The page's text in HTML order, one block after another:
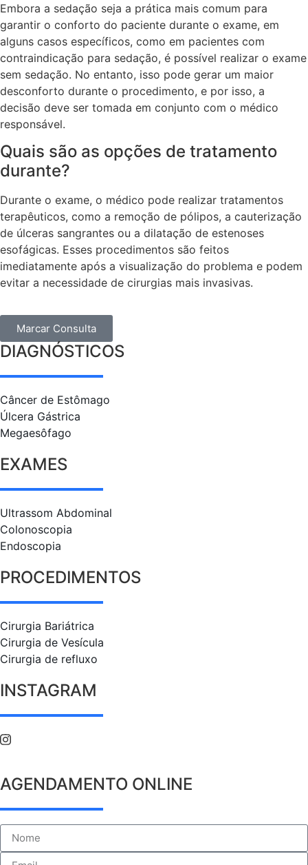
Embora a sedação seja a prática mais comum para
garantir o conforto do paciente durante o exame, em
alguns casos específicos, como em pacientes com
contraindicação para sedação, é possível realizar o exame
sem sedação. No entanto, isso pode gerar um maior
desconforto durante o procedimento, e por isso, a
decisão deve ser tomada em conjunto com o médico
responsável.
Quais são as opções de tratamento
durante?
Durante o exame, o médico pode realizar tratamentos
terapêuticos, como a remoção de pólipos, a cauterização
de úlceras sangrantes ou a dilatação de estenoses
esofágicas. Esses procedimentos são feitos
imediatamente após a visualização do problema e podem
evitar a necessidade de cirurgias mais invasivas.
Marcar Consulta
DIAGNÓSTICOS
Câncer de Estômago
Úlcera Gástrica
Megaesôfago
EXAMES
Ultrassom Abdominal
Colonoscopia
Endoscopia
PROCEDIMENTOS
Cirurgia Bariátrica
Cirurgia de Vesícula
Cirurgia de refluxo
INSTAGRAM
AGENDAMENTO ONLINE